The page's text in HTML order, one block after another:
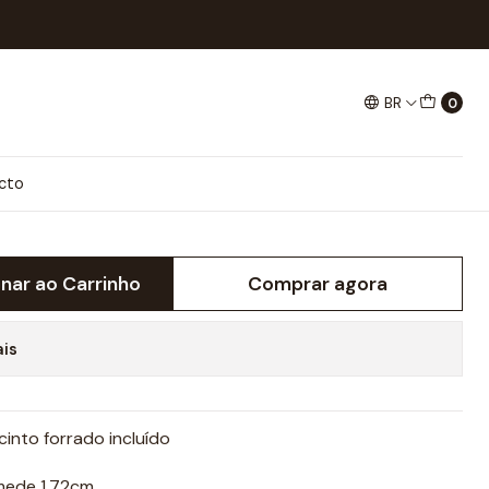
BR 0
COM CINTO
ao Carrinho Comprar agora
forrado incluído